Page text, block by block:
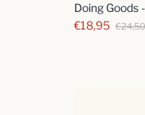
Doing Goods
€18,95 €24,50